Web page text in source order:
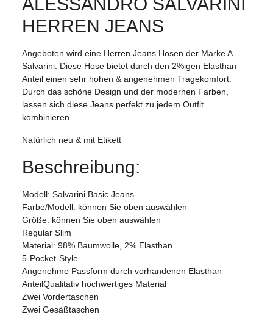
HERREN JEANS
Angeboten wird eine Herren Jeans Hosen der Marke A.
Salvarini. Diese Hose bietet durch den 2%igen Elasthan
Anteil einen sehr hohen & angenehmen Tragekomfort.
Durch das schöne Design und der modernen Farben,
lassen sich diese Jeans perfekt zu jedem Outfit
kombinieren.
Natürlich neu & mit Etikett
Beschreibung:
Modell: Salvarini Basic Jeans
Farbe/Modell: können Sie oben auswählen
Größe: können Sie oben auswählen
Regular Slim
Material: 98% Baumwolle, 2% Elasthan
5-Pocket-Style
Angenehme Passform durch vorhandenen Elasthan
AnteilQualitativ hochwertiges Material
Zwei Vordertaschen
Zwei Gesäßtaschen